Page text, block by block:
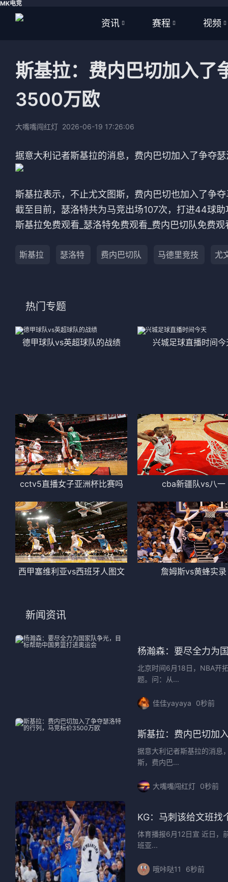
MK电竞
资讯
足球
体育
意甲
德甲
赛程
足球
英超
西甲
视频
足球视
斯基拉：费内巴切加入了
3500万欧
大嘴嘴闯红灯 2026-06-19 17:26:06
据意大利记者斯基拉的消息，费内巴切加入了争夺
斯基拉表示，不止尤文图斯，费内巴切也加入了争
截至目前，瑟洛特共为马竞出场107次，打进44球
斯基拉免费观看_瑟洛特免费观看_费内巴切队免费
斯基拉 瑟洛特 费内巴切队 马德里竞技 尤
热门专题
德甲球队vs英超球队的战绩 兴城足球直播时间今
cctv5直播女子亚洲杯比赛吗 cba新疆队vs八一
西甲塞维利亚vs西班牙人图文 詹姆斯vs黄蜂实录
新闻资讯
杨瀚森：要尽全力为
北京时间6月18日，NBA开
题。问：从...
佳佳yayaya 0秒前
斯基拉：费内巴切加
据意大利记者斯基拉的消息
斯，费内巴...
大嘴嘴闯红灯 0秒前
KG：马刺该给文班找
体育播报6月12日宣 近日，
班亚...
哦咔哒11 6秒前